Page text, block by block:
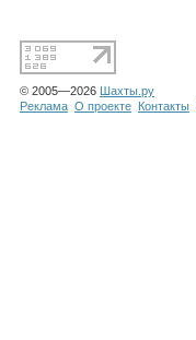
© 2005—2026 Шахты.ру
Реклама О проекте Контакты